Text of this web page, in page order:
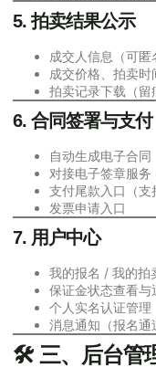
5. 拍卖结果公示
成交人信息（可匿
成交价格、拍卖时
拍卖记录下载（留
6. 合同签署与支付
自动生成电子合同
对接电子签章服务
支付尾款入口（支
发票申请入口
7. 用户中心
我的报名 / 我的拍
保证金状态查看与
个人实名认证管理
消息通知（报名通
🛠 三、后台管